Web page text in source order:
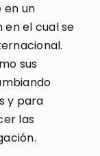
un
el cual se
sus
y para
las